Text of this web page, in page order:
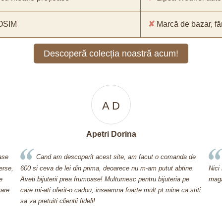
✘ Marcă de bazar,
Descoperă colecția noastră acum!
acest site, am facut o comanda de
prima, deoarece nu m-am putut abtine.
Multumesc pentru bijuteria pe
inseamna foarte mult pt mine ca stiti
Am cumparat un lantisor
Nici nu spui ca nu e aur
magazinul SaraTremo.